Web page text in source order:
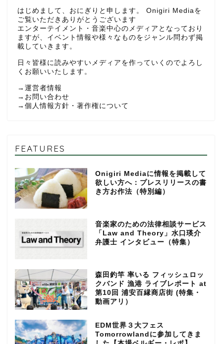
はじめまして、おにぎりと申します。 Onigiri Mediaを
ご覧いただきありがとうございます
エンターテイメント・音楽中心のメディアとなっており
ますが、イベント情報や様々なものをジャンル問わず掲
載していきます。
日々皆様に読みやすいメディアを作っていくのでよろし
くお願いいたします。
→ 運営者情報
→ お問い合わせ
→ 個人情報方針・著作権について
FEATURES
Onigiri Mediaに情報を掲載して
欲しい方へ：プレスリリースの書
き方お作法（特別編）
音楽家のための法律相談サービス
「Law and Theory」水口瑛介
弁護士 インタビュー（特集）
森田釣竿 率いる フィッシュロッ
クバンド 漁港 ライブレポート at
第10回 浦安百縁商店街 (特集・
動画アリ）
EDM世界３大フェス
Tomorrowlandに参加してきま